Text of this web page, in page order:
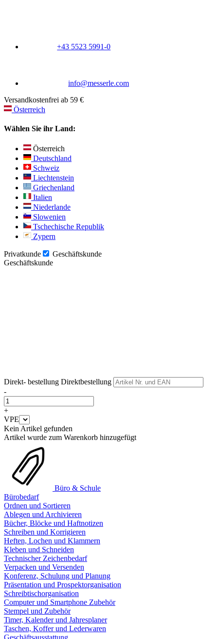
+43 5523 5991-0
info@messerle.com
Versandkostenfrei ab 59 €
Österreich
Wählen Sie ihr Land:
Österreich
Deutschland
Schweiz
Liechtenstein
Griechenland
Italien
Niederlande
Slowenien
Tschechische Republik
Zypern
Privatkunde
Geschäftskunde
Geschäftskunde
Direkt- bestellung Direktbestellung
-
+
VPE
Kein Artikel gefunden
Artikel wurde zum Warenkorb hinzugefügt
Büro & Schule
Bürobedarf
Ordnen und Sortieren
Ablegen und Archivieren
Bücher, Blöcke und Haftnotizen
Schreiben und Korrigieren
Heften, Lochen und Klammern
Kleben und Schneiden
Technischer Zeichenbedarf
Verpacken und Versenden
Konferenz, Schulung und Planung
Präsentation und Prospektorganisation
Schreibtischorganisation
Computer und Smartphone Zubehör
Stempel und Zubehör
Timer, Kalender und Jahresplaner
Taschen, Koffer und Lederwaren